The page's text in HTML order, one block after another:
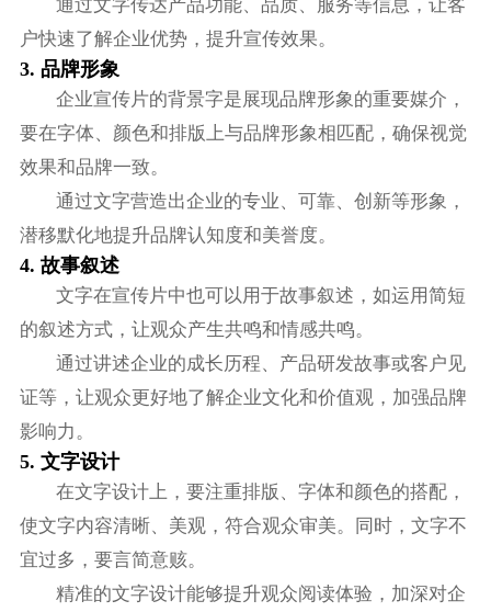
通过文字传达产品功能、品质、服务等信息，让客
户快速了解企业优势，提升宣传效果。
3. 品牌形象
企业宣传片的背景字是展现品牌形象的重要媒介，
要在字体、颜色和排版上与品牌形象相匹配，确保视觉
效果和品牌一致。
通过文字营造出企业的专业、可靠、创新等形象，
潜移默化地提升品牌认知度和美誉度。
4. 故事叙述
文字在宣传片中也可以用于故事叙述，如运用简短
的叙述方式，让观众产生共鸣和情感共鸣。
通过讲述企业的成长历程、产品研发故事或客户见
证等，让观众更好地了解企业文化和价值观，加强品牌
影响力。
5. 文字设计
在文字设计上，要注重排版、字体和颜色的搭配，
使文字内容清晰、美观，符合观众审美。同时，文字不
宜过多，要言简意赅。
精准的文字设计能够提升观众阅读体验，加深对企